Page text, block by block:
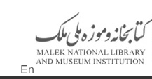
En